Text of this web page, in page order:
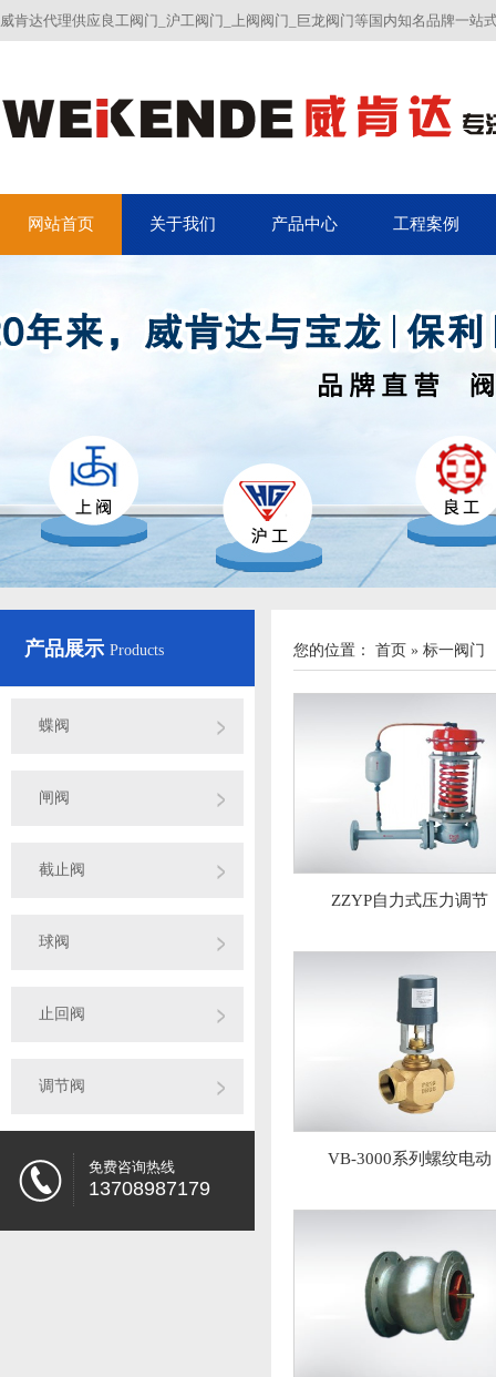
威肯达代理供应良工阀门_沪工阀门_上阀阀门_巨龙阀门等国内知名品牌一站
网站首页 关于我们 产品中心 工程案例
产品展示 Products
蝶阀
闸阀
截止阀
球阀
止回阀
调节阀
免费咨询热线
13708987179
您的位置： 首页 » 标一阀门
ZZYP自力式压力调节
VB-3000系列螺纹电动